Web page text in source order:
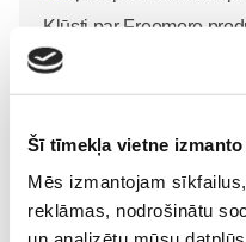
Šī tīmekļa vietne
Mēs izmantojam
reklāmas, nodrošinātu
Kļūsti par Freemore
06. Aug 20:04
5 svarīgi soļi, lai bērns